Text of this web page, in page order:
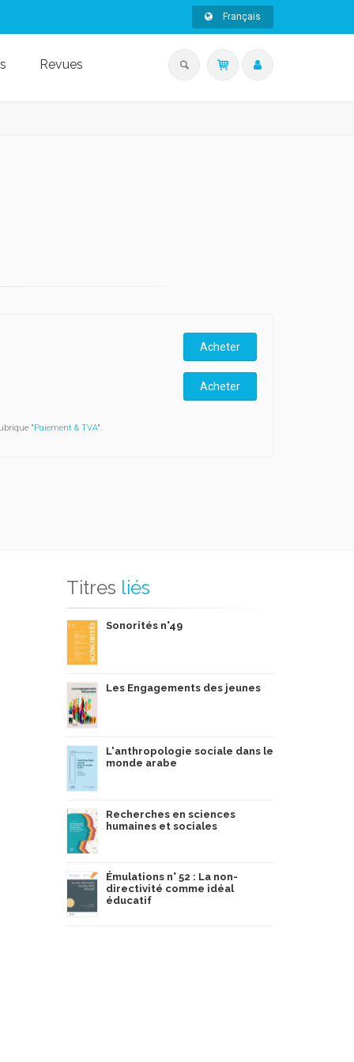
Français
Revues
Acheter
Acheter
"Paiement & TVA".
Titres liés
Sonorités n°49
Les Engagements des jeunes
L'anthropologie sociale dans le
monde arabe
Recherches en sciences
humaines et sociales
Émulations n° 52 : La non-
directivité comme idéal
éducatif